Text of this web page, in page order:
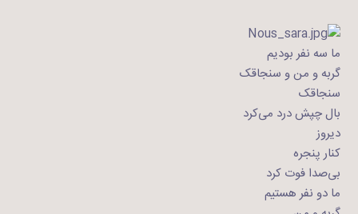
ما سه نفر بودیم
گربه و من و سنجاقک
سنجاقک
بال چپش درد می‌کرد
دیروز
کنار پنجره
بی‌صدا فوت کرد
ما دو نفر هستیم